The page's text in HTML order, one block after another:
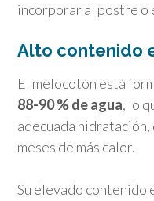
incorporar al postre o
Alto contenido
El melocotón está
88-90 % de agua, lo
adecuada
meses de más calor.
Su elevado contenido